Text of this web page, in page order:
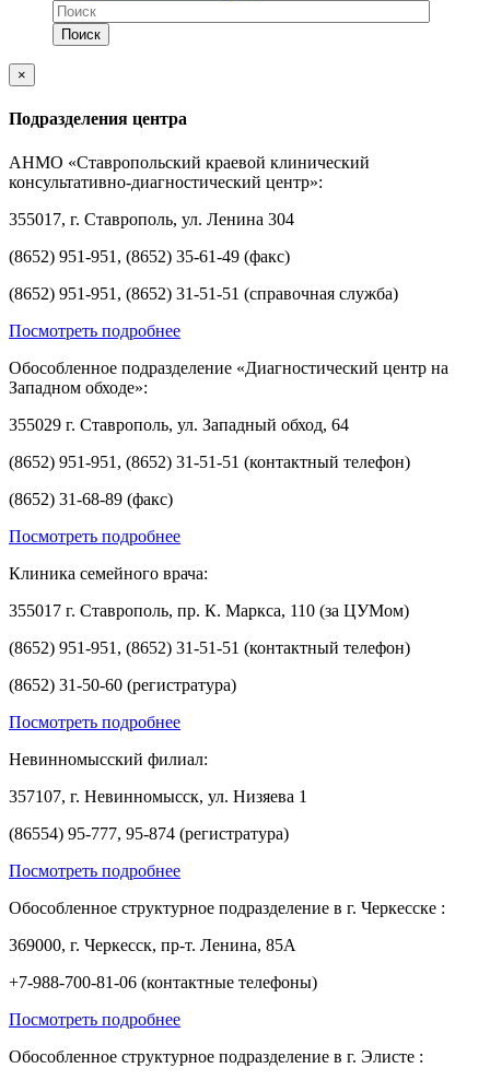
×
Подразделения центра
АНМО «Ставропольский краевой клинический
консультативно-диагностический центр»:
355017, г. Ставрополь, ул. Ленина 304
(8652) 951-951, (8652) 35-61-49 (факс)
(8652) 951-951, (8652) 31-51-51 (справочная служба)
Посмотреть подробнее
Обособленное подразделение «Диагностический центр на
Западном обходе»:
355029 г. Ставрополь, ул. Западный обход, 64
(8652) 951-951, (8652) 31-51-51 (контактный телефон)
(8652) 31-68-89 (факс)
Посмотреть подробнее
Клиника семейного врача:
355017 г. Ставрополь, пр. К. Маркса, 110 (за ЦУМом)
(8652) 951-951, (8652) 31-51-51 (контактный телефон)
(8652) 31-50-60 (регистратура)
Посмотреть подробнее
Невинномысский филиал:
357107, г. Невинномысск, ул. Низяева 1
(86554) 95-777, 95-874 (регистратура)
Посмотреть подробнее
Обособленное структурное подразделение в г. Черкесске :
369000, г. Черкесск, пр-т. Ленина, 85А
+7-988-700-81-06 (контактные телефоны)
Посмотреть подробнее
Обособленное структурное подразделение в г. Элисте :